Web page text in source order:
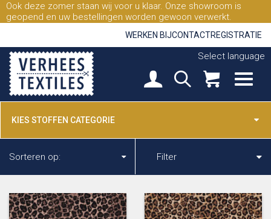
Ook deze zomer staan wij voor u klaar. Onze showroom is
geopend en uw bestellingen worden gewoon verwerkt.
WERKEN BIJCONTACTREGISTRATIE
Select language
KIES STOFFEN CATEGORIE
Sorteren op: Filter